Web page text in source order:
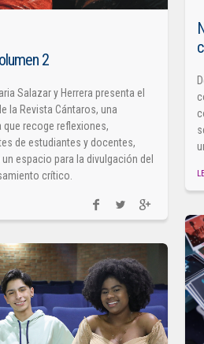
2
Salazar y Herrera presenta el
la Revista Cántaros, una
recoge reflexiones,
de estudiantes y docentes,
espacio para la divulgación del
crítico.